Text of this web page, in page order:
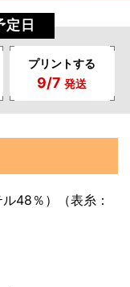
日
プリントする
9/7 発送
48％）（表糸：